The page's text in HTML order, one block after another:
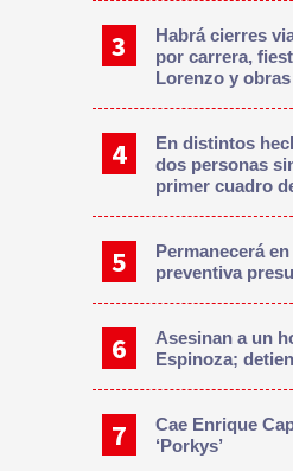
Habrá cierres
por carrera,
Lorenzo y obras
En distintos
dos personas
primer cuadro
Permanecerá
preventiva
Asesinan a un
Espinoza;
Cae Enrique
‘Porkys’